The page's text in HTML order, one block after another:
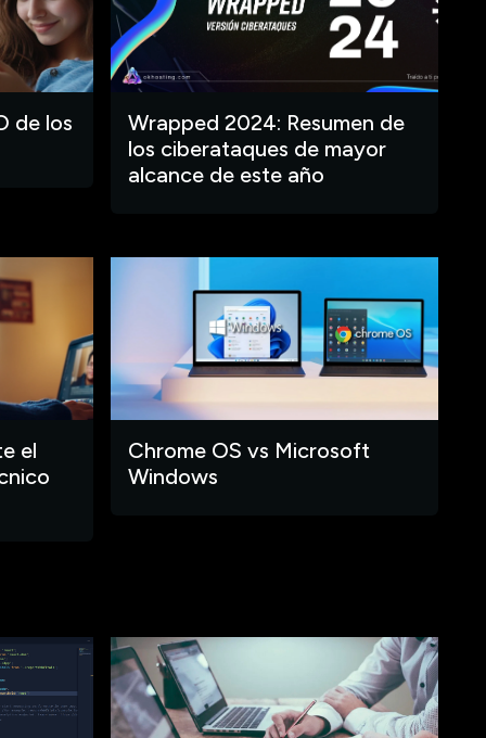
de los
Wrapped 2024: Resumen de
los ciberataques de mayor
alcance de este año
el
Chrome OS vs Microsoft
Windows